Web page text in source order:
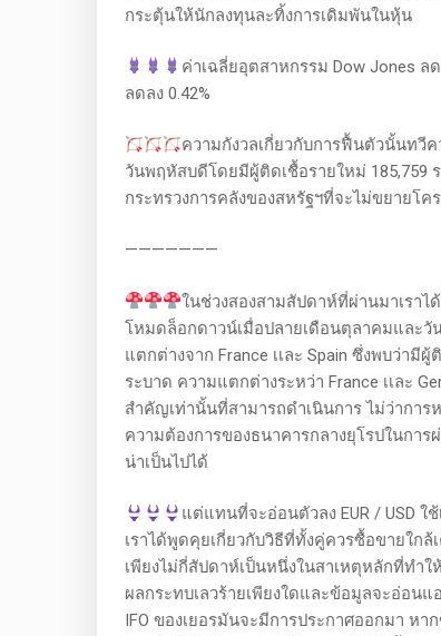
กระตุ้นให้นักลงทุนละทิ้งการเดิมพันในหุ้น
ค่าเฉลี่ยอุตสาหกรรม Dow Jones ล
ลดลง 0.42%
ความกังวลเกี่ยวกับการฟื้นตัวนั้นทวี
วันพฤหัสบดีโดยมีผู้ติดเชื้อรายใหม่ 185,759 ร
กระทรวงการคลังของสหรัฐฯที่จะไม่ขยายโค
———————
ในช่วงสองสามสัปดาห์ที่ผ่านมาเราไ
โหมดล็อกดาวน์เมื่อปลายเดือนตุลาคมและวั
แตกต่างจาก France เเละ Spain ซึ่งพบว่ามี
ระบาด ความแตกต่างระหว่า France เเละ
สำคัญเท่านั้นที่สามารถดำเนินการ ไม่ว่ากา
ความต้องการของธนาคารกลางยุโรปในกา
น่าเป็นไปได้
แต่แทนที่จะอ่อนตัวลง EUR / USD
เราได้พูดคุยเกี่ยวกับวิธีที่ทั้งคู่ควรซื้อขายใก
เพียงไม่กี่สัปดาห์เป็นหนึ่งในสาเหตุหลักที่ทำ
ผลกระทบเลวร้ายเพียงใดและข้อมูลจะอ่อน
IFO ของเยอรมันจะมีการประกาศออกมา ห